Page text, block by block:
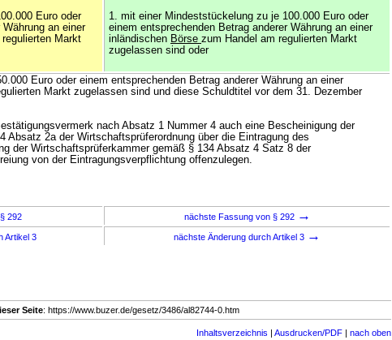
Euro oder
an einer
Markt
1. mit einer Mindeststückelung zu je 100.000 Euro oder
einem entsprechenden Betrag anderer Währung an einer
inländischen Börse zum Handel am regulierten Markt
zugelassen sind oder
Euro oder einem entsprechenden Betrag anderer Währung an einer
Markt zugelassen sind und diese Schuldtitel vor dem 31. Dezember
nach Absatz 1 Nummer 4 auch eine Bescheinigung der
Absatz 2a der Wirtschaftsprüferordnung über die Eintragung des
der Wirtschaftsprüferkammer gemäß § 134 Absatz 4 Satz 8 der
von der Eintragungsverpflichtung offenzulegen.
292 nächste Fassung von § 292 →
Artikel 3 nächste Änderung durch Artikel 3 →
Seite: https://www.buzer.de/gesetz/3486/al82744-0.htm
Inhaltsverzeichnis | Ausdrucken/PDF | nach oben